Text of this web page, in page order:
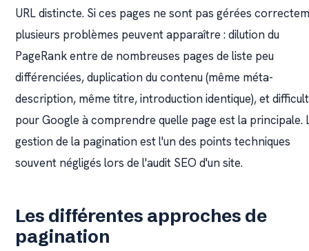
URL distincte. Si ces pages ne sont pas gérées
plusieurs problèmes peuvent apparaître : dilution du
PageRank entre de nombreuses pages de liste peu
différenciées, duplication du contenu (même méta-
description, même titre, introduction identique), et
pour Google à comprendre quelle page est la principale.
gestion de la pagination est l'un des points techniques
souvent négligés lors de l'audit SEO d'un site.
Les différentes approches de
pagination